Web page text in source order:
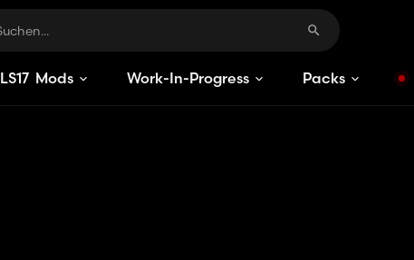
LS17 Mods Work-In-Progress Packs